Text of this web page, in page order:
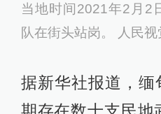
当地时间2021年2月2
队在街头站岗。 人民视
据新华社报道，缅
期存在数十支民地